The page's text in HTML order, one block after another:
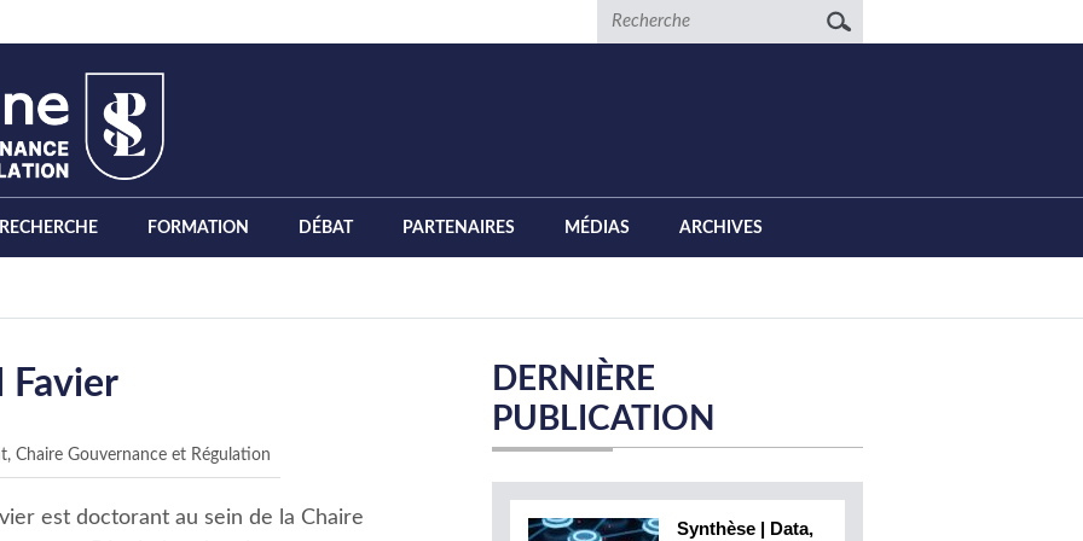
Recherche
RECHERCHE FORMATION DÉBAT PARTENAIRES MÉDIAS ARCHIVES
Favier
Chaire Gouvernance et Régulation
est doctorant au sein de la Chaire
DERNIÈRE
PUBLICATION
Synthèse | Data,